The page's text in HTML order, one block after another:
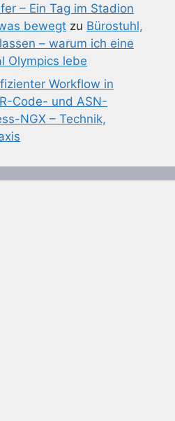
– Ein Tag im Stadion
bewegt zu Bürostuhl,
– warum ich eine
Olympics lebe
Workflow in
Code- und ASN-
NGX – Technik,